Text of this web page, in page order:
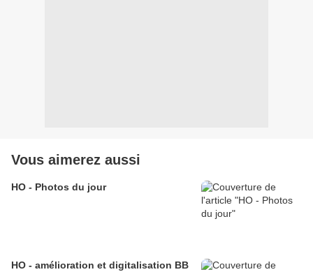
Vous aimerez aussi
HO - Photos du jour
HO - amélioration et digitalisation BB